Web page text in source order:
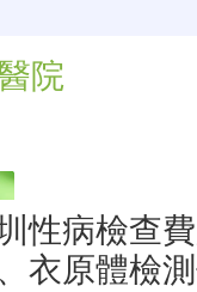
院
性病檢查
衣原體檢